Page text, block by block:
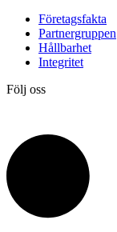
Företagsfakta
Partnergruppen
Hållbarhet
Integritet
Följ oss